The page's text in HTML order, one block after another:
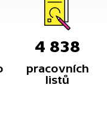
4 838
pracovních
listů